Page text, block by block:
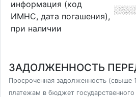
информация (код
ИМНС, дата погашения),
при наличии
ЗАДОЛЖЕННОСТЬ
Просроченная задолженность (свыше
платежам в бюджет